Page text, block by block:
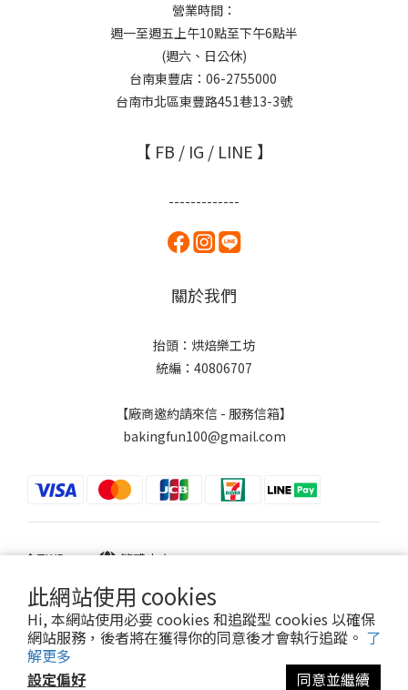
此網站使用 cookies
Hi, 本網站使用必要 cookies 和追蹤型 cookies 以確保
網站服務，後者將在獲得你的同意後才會執行追蹤。 了
解更多
設定偏好
同意並繼續
營業時間：
週一至週五上午10點至下午6點半
(週六、日公休)
台南東豐店：06-2755000
台南市北區東豐路451巷13-3號
【 FB / IG / LINE 】
-------------
關於我們
抬頭：烘焙樂工坊
統編：40806707
【廠商邀約請來信 - 服務信箱】
bakingfun100@gmail.com
$TWD 繁體中文